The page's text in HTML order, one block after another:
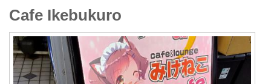
Cafe Ikebukuro